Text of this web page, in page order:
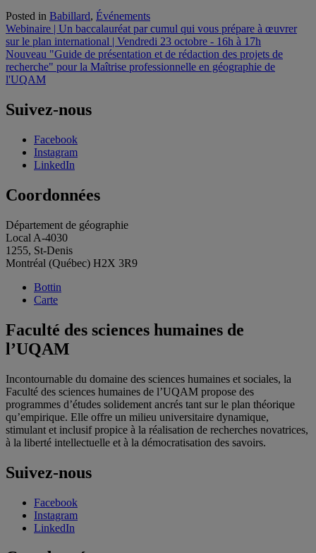
Posted in Babillard, Événements
Navigation
de
l'article
Webinaire | Un baccalauréat par cumul qui vous prépare à œuvrer
sur le plan international | Vendredi 23 octobre - 16h à 17h
Nouveau "Guide de présentation et de rédaction des projets de
recherche" pour la Maîtrise professionnelle en géographie de
l'UQAM
Suivez-nous
Facebook
Instagram
LinkedIn
Coordonnées
Département de géographie
Local A-4030
1255, St-Denis
Montréal (Québec) H2X 3R9
Bottin
Carte
Faculté des sciences humaines de
l’UQAM
Incontournable du domaine des sciences humaines et sociales, la
Faculté des sciences humaines de l’UQAM propose des
programmes d’études solidement ancrés tant sur le plan théorique
qu’empirique. Elle offre un milieu universitaire dynamique,
stimulant et inclusif propice à la réalisation de recherches novatrices,
à la liberté intellectuelle et à la démocratisation des savoirs.
Suivez-nous
Facebook
Instagram
LinkedIn